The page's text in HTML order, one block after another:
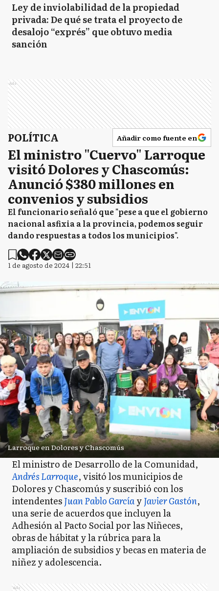
Ley de inviolabilidad de la propiedad
privada: De qué se trata el proyecto de
desalojo “exprés” que obtuvo media
sanción
Ads
POLÍTICA Añadir como fuente en
El ministro "Cuervo" Larroque
visitó Dolores y Chascomús:
Anunció $380 millones en
convenios y subsidios
El funcionario señaló que "pese a que el gobierno
nacional asfixia a la provincia, podemos seguir
dando respuestas a todos los municipios".
1 de agosto de 2024 | 22:51
Larroque en Dolores y Chascomús
El ministro de Desarrollo de la Comunidad,
Andrés Larroque, visitó los municipios de
Dolores y Chascomús y suscribió con los
intendentesJuan Pablo GarcíayJavier Gastón,
una serie de acuerdos que incluyen la
Adhesión al Pacto Social por las Niñeces,
obras de hábitat y la rúbrica para la
ampliación de subsidios y becas en materia de
niñez y adolescencia.
Ads